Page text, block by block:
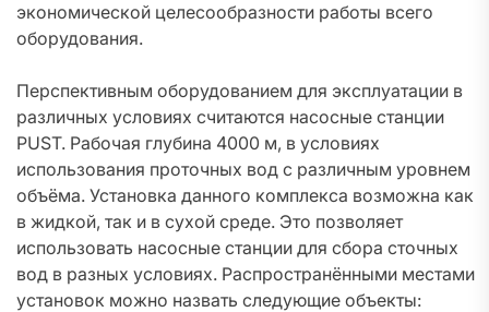
экономической целесообразности работы всего
оборудования.
Перспективным оборудованием для эксплуатации в
различных условиях считаются насосные станции
PUST. Рабочая глубина 4000 м, в условиях
использования проточных вод с различным уровнем
объёма. Установка данного комплекса возможна как
в жидкой, так и в сухой среде. Это позволяет
использовать насосные станции для сбора сточных
вод в разных условиях. Распространёнными местами
установок можно назвать следующие объекты: